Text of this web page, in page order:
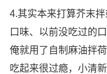
4.其实本来打算芥末
口味、以前没吃过的
俺就用了自制麻油拌
吃起来很过瘾，小清